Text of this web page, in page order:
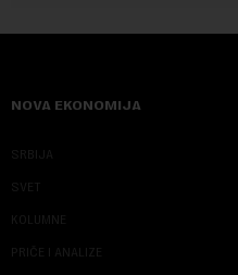
NOVA EKONOMIJA
SRBIJA
SVET
KOLUMNE
PRIČE I ANALIZE